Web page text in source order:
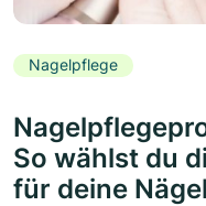
Nagelpflege
So wählst du
für deine Nägel